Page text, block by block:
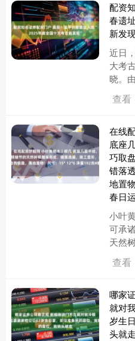
配资
春遗
新发
近日
大考
晓。
市博
参与
查看
在线
底座
巧取
错落
地置
春日
小叶
可承
天然
显形
15*
查看
哪家
就对
岁生
头就走